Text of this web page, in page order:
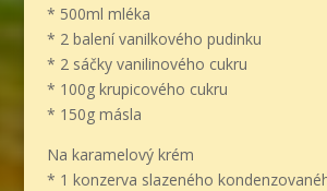
* 500ml mléka
* 2 balení vanilkového pudinku
* 2 sáčky vanilinového cukru
* 100g krupicového cukru
* 150g másla
Na karamelový krém
* 1 konzerva slazeného